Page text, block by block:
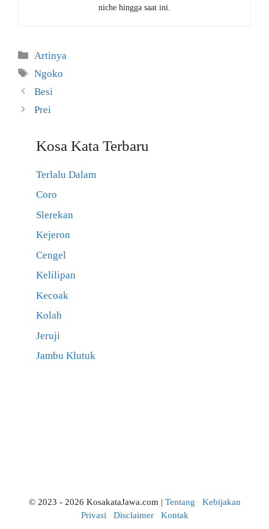
niche hingga saat ini.
Kategori
Artinya
Tag
Ngoko
Besi
Prei
Kosa Kata Terbaru
Terlalu Dalam
Coro
Slerekan
Kejeron
Cengel
Kelilipan
Kecoak
Kolah
Jeruji
Jambu Klutuk
© 2023 - 2026 KosakataJawa.com | Tentang
Kebijakan
Privasi
Disclaimer Kontak